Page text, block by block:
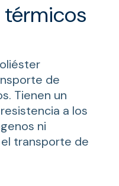
térmicos
de
Tienen un
a los
ni
transporte de